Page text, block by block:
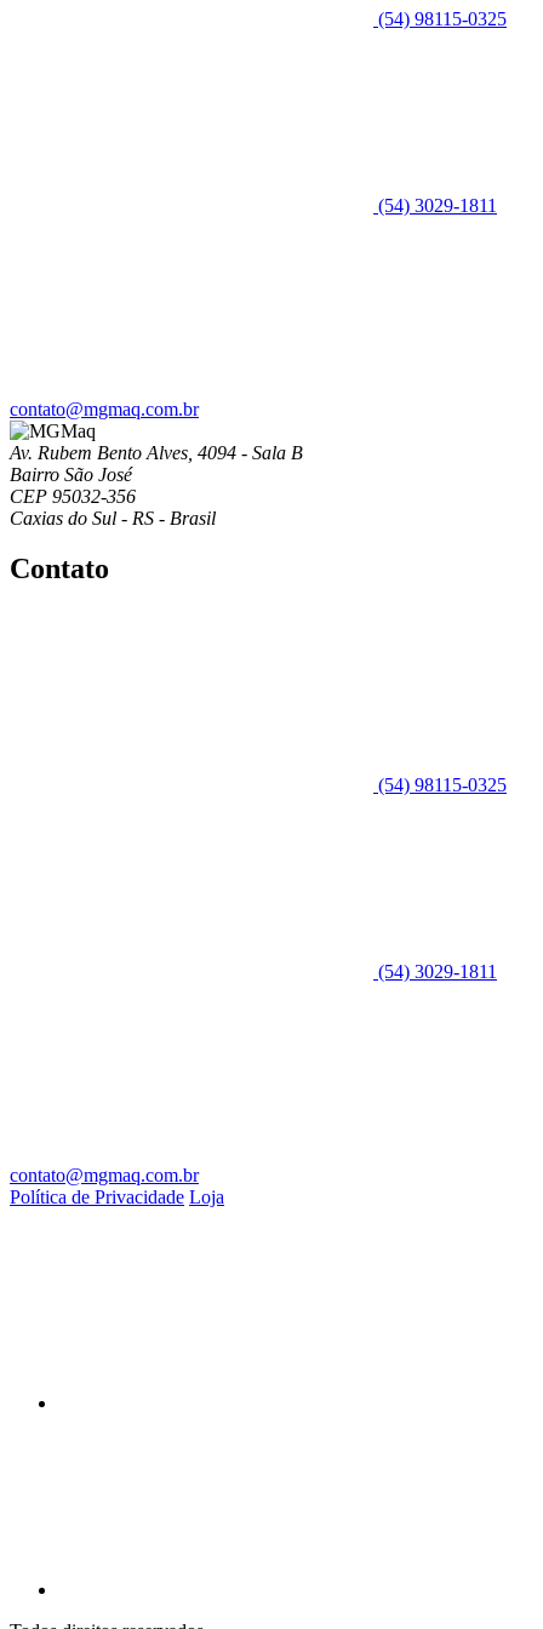
(54) 98115-0325
(54) 3029-1811
contato@mgmaq.com.br
Av. Rubem Bento Alves, 4094 - Sala B
Bairro São José
CEP 95032-356
Caxias do Sul - RS - Brasil
Contato
(54) 98115-0325
(54) 3029-1811
contato@mgmaq.com.br
Política de Privacidade Loja